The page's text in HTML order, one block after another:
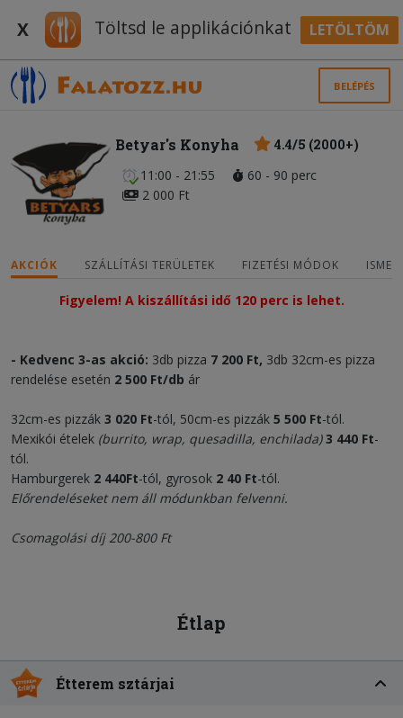
X Töltsd le applikációnkat LETÖLTÖM
BELÉPÉS
Betyar's Konyha
4.4/5 (2000+)
11:00 - 21:55
60 - 90 perc
2 000 Ft
AKCIÓK SZÁLLÍTÁSI TERÜLETEK FIZETÉSI MÓDOK
Figyelem! A kiszállítási idő 120 perc is lehet.
- Kedvenc 3-as akció: 3db pizza 7 200 Ft, 3db 32cm-es pizza
rendelése esetén 2 500 Ft/db ár
32cm-es pizzák 3 020 Ft-tól, 50cm-es pizzák 5 500 Ft-tól.
Mexikói ételek (burrito, wrap, quesadilla, enchilada) 3 440 Ft-
tól.
Hamburgerek 2 440Ft-tól, gyrosok 2 40 Ft-tól.
Előrendeléseket nem áll módunkban felvenni.
Csomagolási díj 200-800 Ft
Étlap
Étterem sztárjai